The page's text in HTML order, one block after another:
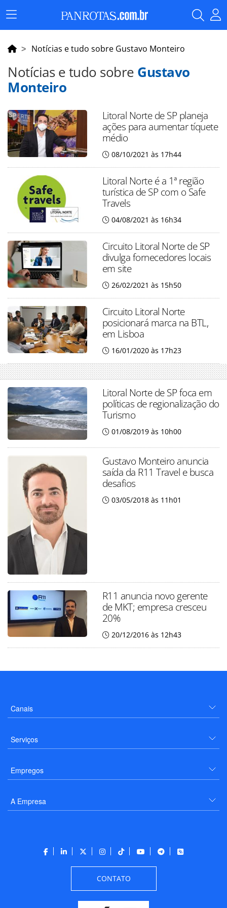
Menu
Principal
Notícias e tudo sobre Gustavo Monteiro
Notícias e tudo sobre Gustavo
Monteiro
Litoral Norte de SP planeja
ações para aumentar tíquete
médio
08/10/2021 às 17h44
Litoral Norte é a 1ª região
turística de SP com o Safe
Travels
04/08/2021 às 16h34
Circuito Litoral Norte de SP
divulga fornecedores locais
em site
26/02/2021 às 15h50
Circuito Litoral Norte
posicionará marca na BTL,
em Lisboa
16/01/2020 às 17h23
Litoral Norte de SP foca em
políticas de regionalização do
Turismo
01/08/2019 às 10h00
Gustavo Monteiro anuncia
saída da R11 Travel e busca
desafios
03/05/2018 às 11h01
R11 anuncia novo gerente
de MKT; empresa cresceu
20%
20/12/2016 às 12h43
Canais
Serviços
Empregos
A Empresa
CONTATO